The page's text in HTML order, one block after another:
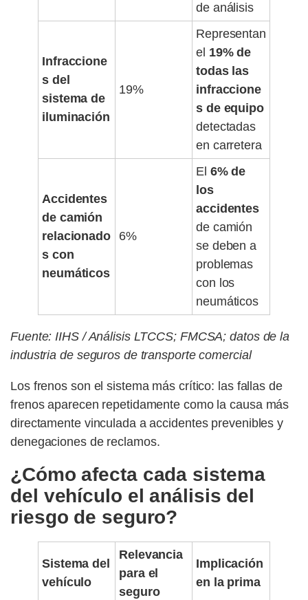
de análisis
Infraccione
s del
sistema de
iluminación
19%
Representan
el 19% de
todas las
infraccione
s de equipo
detectadas
en carretera
Accidentes
de camión
relacionado
s con
neumáticos
6%
El 6% de
los
accidentes
de camión
se deben a
problemas
con los
neumáticos
Fuente: IIHS / Análisis LTCCS; FMCSA; datos de la
industria de seguros de transporte comercial
Los frenos son el sistema más crítico: las fallas de
frenos aparecen repetidamente como la causa más
directamente vinculada a accidentes prevenibles y
denegaciones de reclamos.
¿Cómo afecta cada sistema
del vehículo el análisis del
riesgo de seguro?
Sistema del
vehículo
Relevancia
para el
seguro
Implicación
en la prima